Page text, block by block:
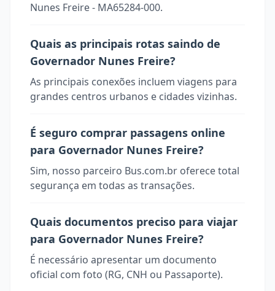
Nunes Freire - MA65284-000.
Quais as principais rotas saindo de
Governador Nunes Freire?
As principais conexões incluem viagens para
grandes centros urbanos e cidades vizinhas.
É seguro comprar passagens online
para Governador Nunes Freire?
Sim, nosso parceiro Bus.com.br oferece total
segurança em todas as transações.
Quais documentos preciso para viajar
para Governador Nunes Freire?
É necessário apresentar um documento
oficial com foto (RG, CNH ou Passaporte).